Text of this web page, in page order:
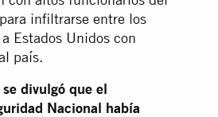
infiltrarse entre los
Estados Unidos con
país.
divulgó que el
Nacional había